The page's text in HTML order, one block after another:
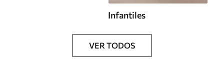
Infantiles
VER TODOS